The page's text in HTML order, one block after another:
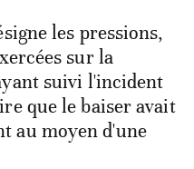
les pressions,
sur la
suivi l'incident
que le baiser avait
au moyen d'une